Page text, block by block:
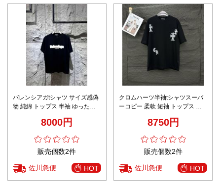
バレンシアガtシャツ サイズ感偽
物 純綿 トップス 半袖 ゆったり
ン ブラック8000円
販売個数2件
佐川急便 HOT
クロムハーツ半袖tシャツスーパ
ーコピー 柔軟 短袖 トップス 純
8750円
販売個数2件
佐川急便 HOT